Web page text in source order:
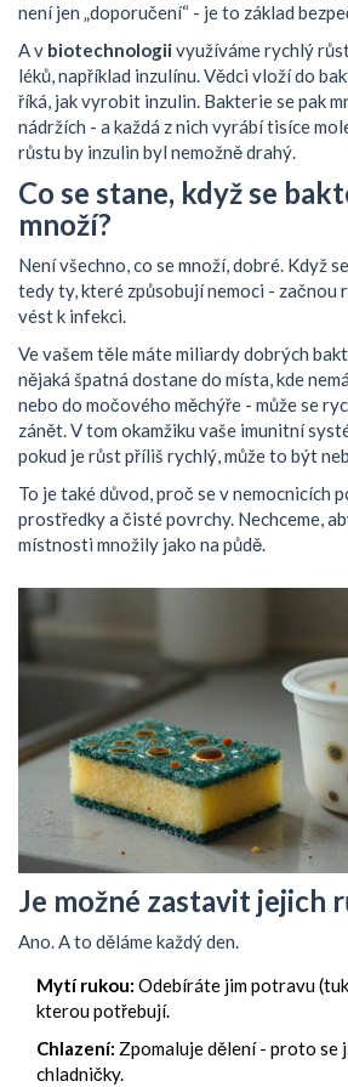
není jen „doporučení“ - je to základ
A v biotechnologiivyužíváme rychlý
léků, například inzulínu. Vědci vloží do
říká, jak vyrobit inzulin. Bakterie se pak
nádržích - a každá z nich vyrábí tisíce
růstu by inzulin byl nemožně drahý.
Co se stane, když se
množí?
Není všechno, co se množí, dobré. Když
tedy ty, které způsobují nemoci - začnou
vést k infekci.
Ve vašem těle máte miliardy dobrých
nějaká špatná dostane do místa, kde
nebo do močového měchýře - může se
zánět. V tom okamžiku vaše imunitní
pokud je růst příliš rychlý, může to být
To je také důvod, proč se v nemocnicích
prostředky a čisté povrchy. Nechceme,
místnosti množily jako na půdě.
Je možné zastavit jejich
Ano. A to děláme každý den.
Mytí rukou: Odebíráte jim potravu
kterou potřebují.
Chlazení: Zpomaluje dělení - proto se
chladničky.